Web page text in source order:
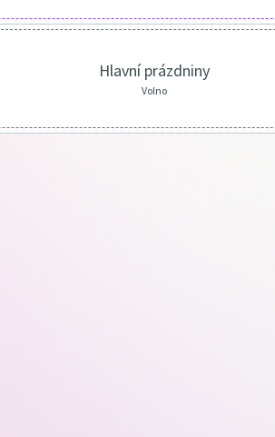
Hlavní prázdniny
Volno